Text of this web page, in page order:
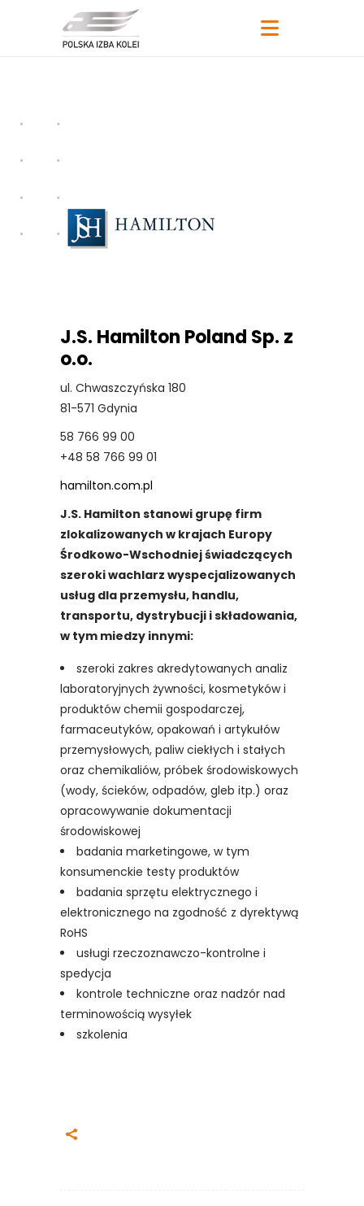
J.S. Hamilton Poland Sp. z
o.o.
ul. Chwaszczyńska 180
81-571 Gdynia
58 766 99 00
+48 58 766 99 01
hamilton.com.pl
J.S. Hamilton stanowi grupę firm
zlokalizowanych w krajach Europy
Środkowo-Wschodniej świadczących
szeroki wachlarz wyspecjalizowanych
usług dla przemysłu, handlu,
transportu, dystrybucji i składowania,
w tym miedzy innymi:
szeroki zakres akredytowanych analiz
laboratoryjnych żywności, kosmetyków i
produktów chemii gospodarczej,
farmaceutyków, opakowań i artykułów
przemysłowych, paliw ciekłych i stałych
oraz chemikaliów, próbek środowiskowych
(wody, ścieków, odpadów, gleb itp.) oraz
opracowywanie dokumentacji
środowiskowej
badania marketingowe, w tym
konsumenckie testy produktów
badania sprzętu elektrycznego i
elektronicznego na zgodność z dyrektywą
RoHS
usługi rzeczoznawczo-kontrolne i
spedycja
kontrole techniczne oraz nadzór nad
terminowością wysyłek
szkolenia